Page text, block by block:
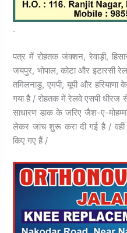
.
पत्र में रोहतक जंक्शन, रेवाड़ी,
जयपुर, भोपाल, कोटा और इटारसी
तमिलनाडु, एमपी, यूपी और
गया है / रोहतक में रेलवे एसपी धीरज
साधारण डाक के जरिए जैश-ए-
लेकर जांच शुरू करा दी गई है / वहीं
किए गए हैं /